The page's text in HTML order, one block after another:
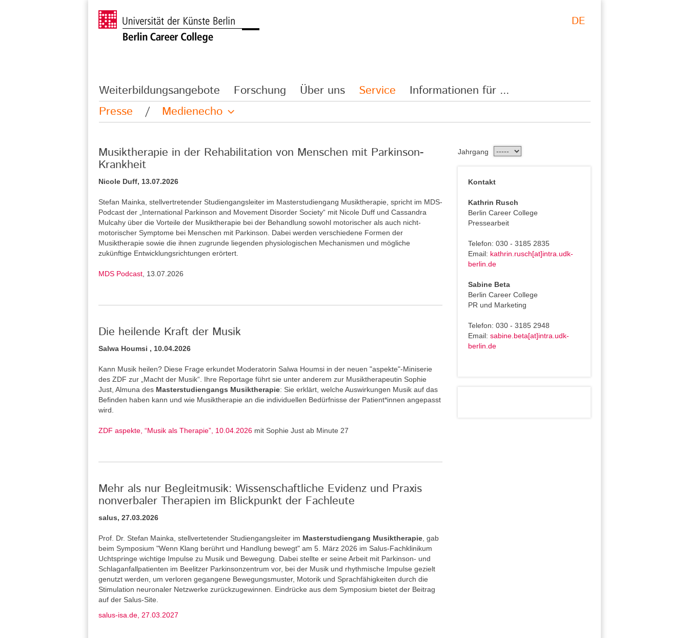
DE
Weiterbildungsangebote Forschung Über uns Service
Informationen für ...
Presse
/ Medienecho
Musiktherapie in der Rehabilitation von Menschen mit Parkinson-
Krankheit
Nicole Duff, 13.07.2026
Stefan Mainka, stellvertretender Studiengangsleiter im Masterstudiengang Musiktherapie, spricht im MDS-
Podcast der „International Parkinson and Movement Disorder Society“ mit Nicole Duff und Cassandra
Mulcahy über die Vorteile der Musiktherapie bei der Behandlung sowohl motorischer als auch nicht-
motorischer Symptome bei Menschen mit Parkinson. Dabei werden verschiedene Formen der
Musiktherapie sowie die ihnen zugrunde liegenden physiologischen Mechanismen und mögliche
zukünftige Entwicklungsrichtungen erörtert.
MDS Podcast , 13.07.2026
Die heilende Kraft der Musik
Salwa Houmsi , 10.04.2026
Kann Musik heilen? Diese Frage erkundet Moderatorin Salwa Houmsi in der neuen "aspekte"-Miniserie
des ZDF zur „Macht der Musik“. Ihre Reportage führt sie unter anderem zur Musiktherapeutin Sophie
Just, Almuna des Masterstudiengangs Musiktherapie: Sie erklärt, welche Auswirkungen Musik auf das
Befinden haben kann und wie Musiktherapie an die individuellen Bedürfnisse der Patient*innen angepasst
wird.
ZDF aspekte, “Musik als Therapie”, 10.04.2026 mit Sophie Just ab Minute 27
Mehr als nur Begleitmusik: Wissenschaftliche Evidenz und Praxis
nonverbaler Therapien im Blickpunkt der Fachleute
salus, 27.03.2026
Prof. Dr. Stefan Mainka, stellvertetender Studiengangsleiter im Masterstudiengang Musiktherapie , gab
beim Symposium "Wenn Klang berührt und Handlung bewegt" am 5. März 2026 im Salus-Fachklinikum
Uchtspringe wichtige Impulse zu Musik und Bewegung. Dabei stellte er seine Arbeit mit Parkinson- und
Schlaganfallpatienten im Beelitzer Parkinsonzentrum vor, bei der Musik und rhythmische Impulse gezielt
genutzt werden, um verloren gegangene Bewegungsmuster, Motorik und Sprachfähigkeiten durch die
Stimulation neuronaler Netzwerke zurückzugewinnen. Eindrücke aus dem Symposium bietet der Beitrag
auf der Salus-Site.
salus-isa.de, 27.03.2027
Jahrgang
Kontakt
Kathrin Rusch
Berlin Career College
Pressearbeit
Telefon: 030 - 3185 2835
Email: kathrin.rusch[at]intra.udk-
berlin.de
Sabine Beta
Berlin Career College
PR und Marketing
Telefon: 030 - 3185 2948
Email:sabine.beta[at]intra.udk-
berlin.de